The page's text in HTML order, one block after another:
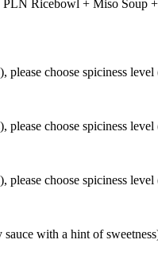
Ricebowl + Miso
please choose spiciness
please choose spiciness
please choose spiciness
with a hint of